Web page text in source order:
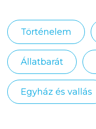
Történelem
Állatbarát
Egyház és vallás